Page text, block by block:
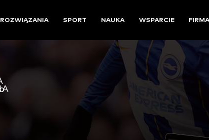
ROZWIĄZANIA SPORT NAUKA WSPARCIE FIRMA
DOSTĘP NA
PRZYGOTOWANIE